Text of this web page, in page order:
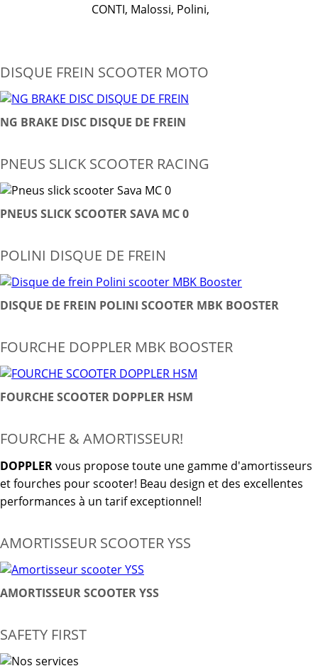
CONTI, Malossi, Polini,
DISQUE FREIN SCOOTER MOTO
NG BRAKE DISC DISQUE DE FREIN
PNEUS SLICK SCOOTER RACING
PNEUS SLICK SCOOTER SAVA MC 0
POLINI DISQUE DE FREIN
DISQUE DE FREIN POLINI SCOOTER MBK BOOSTER
FOURCHE DOPPLER MBK BOOSTER
FOURCHE SCOOTER DOPPLER HSM
FOURCHE & AMORTISSEUR!
DOPPLERvous propose toute une gamme d'amortisseurs
et fourches pour scooter! Beau design et des excellentes
performances à un tarif exceptionnel!
AMORTISSEUR SCOOTER YSS
AMORTISSEUR SCOOTER YSS
SAFETY FIRST